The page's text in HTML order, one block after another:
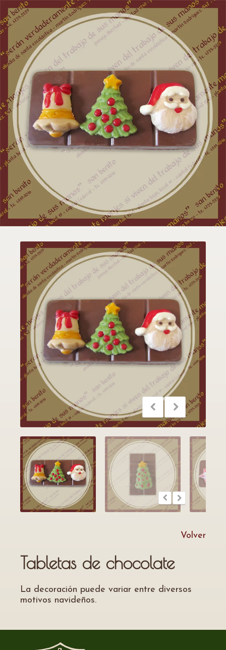
Volver
Tabletas de chocolate
La decoración puede variar entre diversos
motivos navideños.